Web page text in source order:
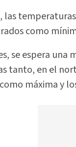
las
como
se espera
tanto, en el
máxima y